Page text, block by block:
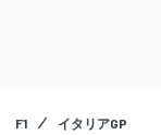
F1 イタリアGP